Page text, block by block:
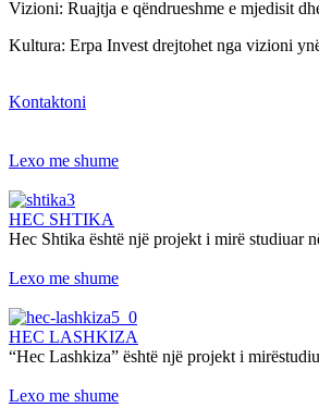
Vizioni: Ruajtja e qëndrueshme e mjedisit
Kultura: Erpa Invest drejtohet nga vizioni
Kontaktoni
Lexo me shume
HEC SHTIKA
Hec Shtika është një projekt i mirë studiuar
Lexo me shume
HEC LASHKIZA
“Hec Lashkiza” është një projekt i
Lexo me shume